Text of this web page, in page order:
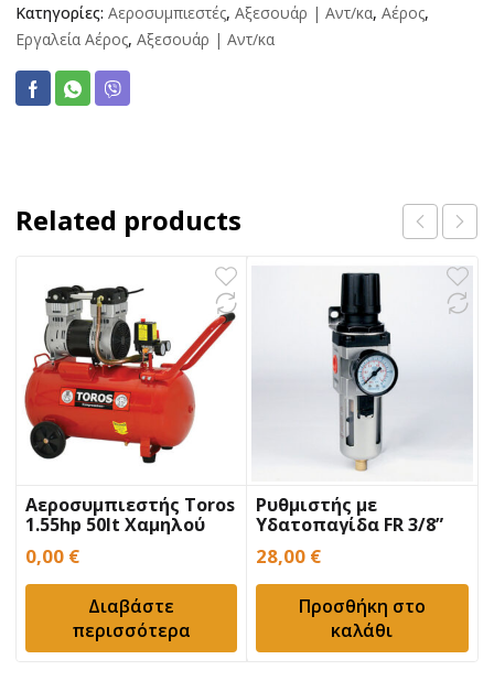
Κατηγορίες: Αεροσυμπιεστές, Αξεσουάρ | Αντ/κα, Αέρος,
Εργαλεία Αέρος, Αξεσουάρ | Αντ/κα
Related products
Αεροσυμπιεστής Toros
1.55hp 50lt Χαμηλού
Θορύβου
0,00 €
Διαβάστε
περισσότερα
Ρυθμιστής με
Υδατοπαγίδα FR 3/8”
BULLE
28,00 €
Προσθήκη στο
καλάθι